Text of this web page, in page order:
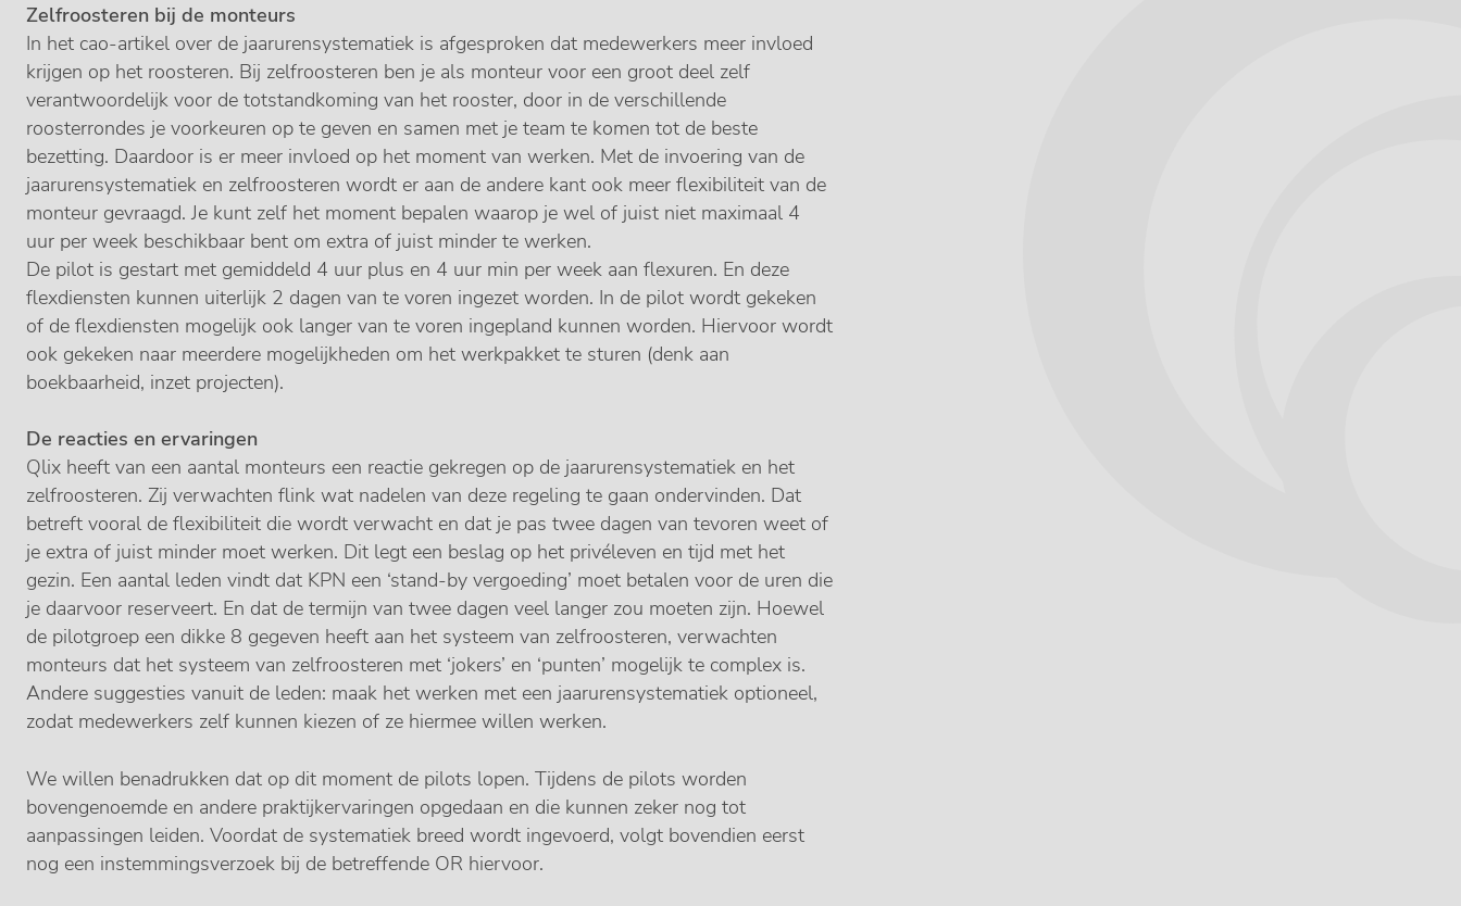
Zelfroosteren bij de monteurs
In het cao-artikel over de jaarurensystematiek is afgesproken dat medewerkers meer invloed
krijgen op het roosteren. Bij zelfroosteren ben je als monteur voor een groot deel zelf
verantwoordelijk voor de totstandkoming van het rooster, door in de verschillende
roosterrondes je voorkeuren op te geven en samen met je team te komen tot de beste
bezetting. Daardoor is er meer invloed op het moment van werken. Met de invoering van de
jaarurensystematiek en zelfroosteren wordt er aan de andere kant ook meer flexibiliteit van de
monteur gevraagd. Je kunt zelf het moment bepalen waarop je wel of juist niet maximaal 4
uur per week beschikbaar bent om extra of juist minder te werken.
De pilot is gestart met gemiddeld 4 uur plus en 4 uur min per week aan flexuren. En deze
flexdiensten kunnen uiterlijk 2 dagen van te voren ingezet worden. In de pilot wordt gekeken
of de flexdiensten mogelijk ook langer van te voren ingepland kunnen worden. Hiervoor wordt
ook gekeken naar meerdere mogelijkheden om het werkpakket te sturen (denk aan
boekbaarheid, inzet projecten).
De reacties en ervaringen
Qlix heeft van een aantal monteurs een reactie gekregen op de jaarurensystematiek en het
zelfroosteren. Zij verwachten flink wat nadelen van deze regeling te gaan ondervinden. Dat
betreft vooral de flexibiliteit die wordt verwacht en dat je pas twee dagen van tevoren weet of
je extra of juist minder moet werken. Dit legt een beslag op het privéleven en tijd met het
gezin. Een aantal leden vindt dat KPN een ‘stand-by vergoeding’ moet betalen voor de uren die
je daarvoor reserveert. En dat de termijn van twee dagen veel langer zou moeten zijn. Hoewel
de pilotgroep een dikke 8 gegeven heeft aan het systeem van zelfroosteren, verwachten
monteurs dat het systeem van zelfroosteren met ‘jokers’ en ‘punten’ mogelijk te complex is.
Andere suggesties vanuit de leden: maak het werken met een jaarurensystematiek optioneel,
zodat medewerkers zelf kunnen kiezen of ze hiermee willen werken.
We willen benadrukken dat op dit moment de pilots lopen. Tijdens de pilots worden
bovengenoemde en andere praktijkervaringen opgedaan en die kunnen zeker nog tot
aanpassingen leiden. Voordat de systematiek breed wordt ingevoerd, volgt bovendien eerst
nog een instemmingsverzoek bij de betreffende OR hiervoor.